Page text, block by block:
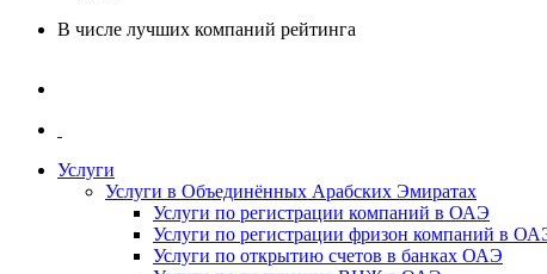
В числе лучших компаний рейтинга
Услуги
Услуги в Объединённых Арабских Эмиратах
Услуги по регистрации компаний в ОАЭ
Услуги по регистрации фризон компаний в
Услуги по открытию счетов в банках ОАЭ